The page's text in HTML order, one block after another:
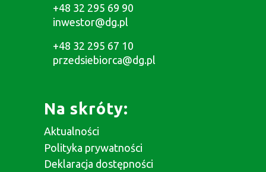
+48 32 295 69 90
inwestor@dg.pl
+48 32 295 67 10
przedsiebiorca@dg.pl
Na skróty:
Aktualności
Polityka prywatności
Deklaracja dostępności